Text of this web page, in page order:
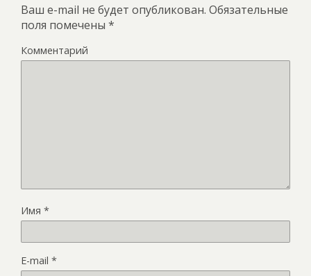
Ваш e-mail не будет опубликован. Обязательные
поля помечены *
Комментарий
Имя *
E-mail *